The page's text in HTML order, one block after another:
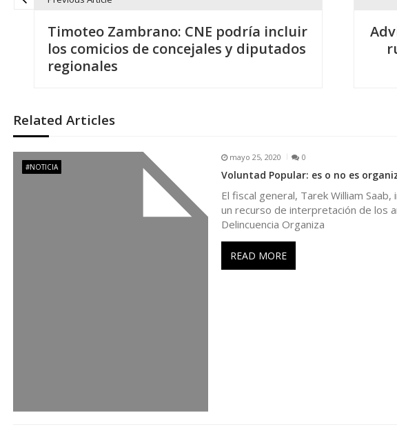
e
g
Timoteo Zambrano: CNE podría incluir
los comicios de concejales y diputados
regionales
Related Articles
#NOTICIA
mayo 25, 2020 0
Voluntad Popular: es o no es
El fiscal general, Tarek William
un recurso de interpretación de los
Delincuencia Organiza
READ MORE